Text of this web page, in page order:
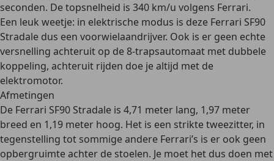
seconden. De topsnelheid is 340 km/u volgens Ferrari.
Een leuk weetje: in elektrische modus is deze Ferrari SF90
Stradale dus een voorwielaandrijver. Ook is er geen echte
versnelling achteruit op de 8-trapsautomaat met dubbele
koppeling, achteruit rijden doe je altijd met de
elektromotor.
Afmetingen
De Ferrari SF90 Stradale is 4,71 meter lang, 1,97 meter
breed en 1,19 meter hoog. Het is een strikte tweezitter, in
tegenstelling tot sommige andere Ferrari’s is er ook geen
opbergruimte achter de stoelen. Je moet het dus doen met